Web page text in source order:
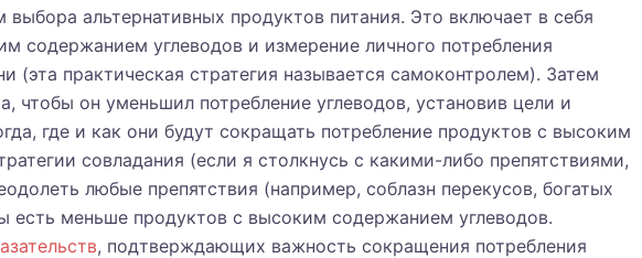
выбора альтернативных продуктов питания. Это включает в себя
содержанием углеводов и измерение личного потребления
(эта практическая стратегия называется самоконтролем). Затем
чтобы он уменьшил потребление углеводов, установив цели и
где и как они будут сокращать потребление продуктов с высоким
совладания (если я столкнусь с какими-либо препятствиями,
любые препятствия (например, соблазн перекусов, богатых
есть меньше продуктов с высоким содержанием углеводов.
, подтверждающих важность сокращения потребления